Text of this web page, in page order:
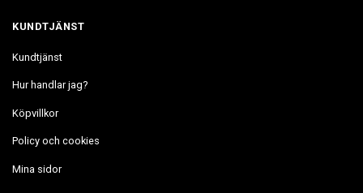
KUNDTJÄNST
Kundtjänst
Hur handlar jag?
Köpvillkor
Policy och cookies
Mina sidor